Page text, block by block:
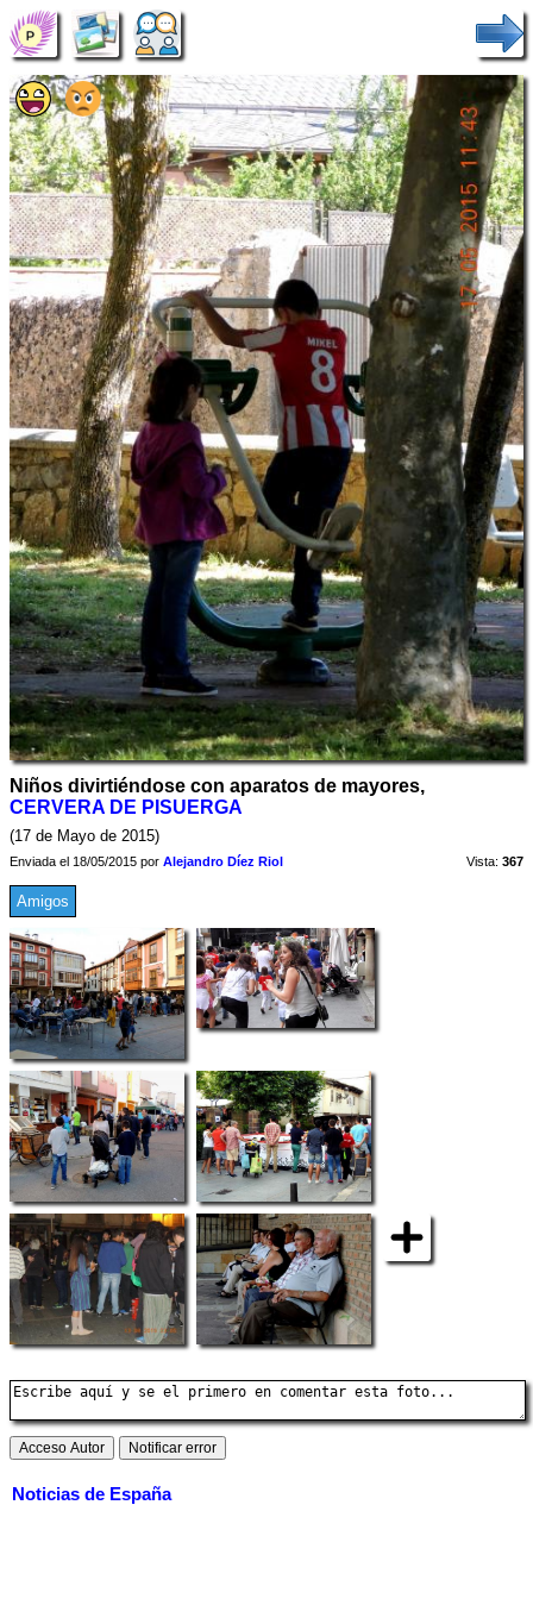
Niños divirtiéndose con aparatos de mayores,
CERVERA DE PISUERGA
(17 de Mayo de 2015)
Enviada el 18/05/2015 por Alejandro Díez Riol Vista: 367
Amigos
Noticias de España